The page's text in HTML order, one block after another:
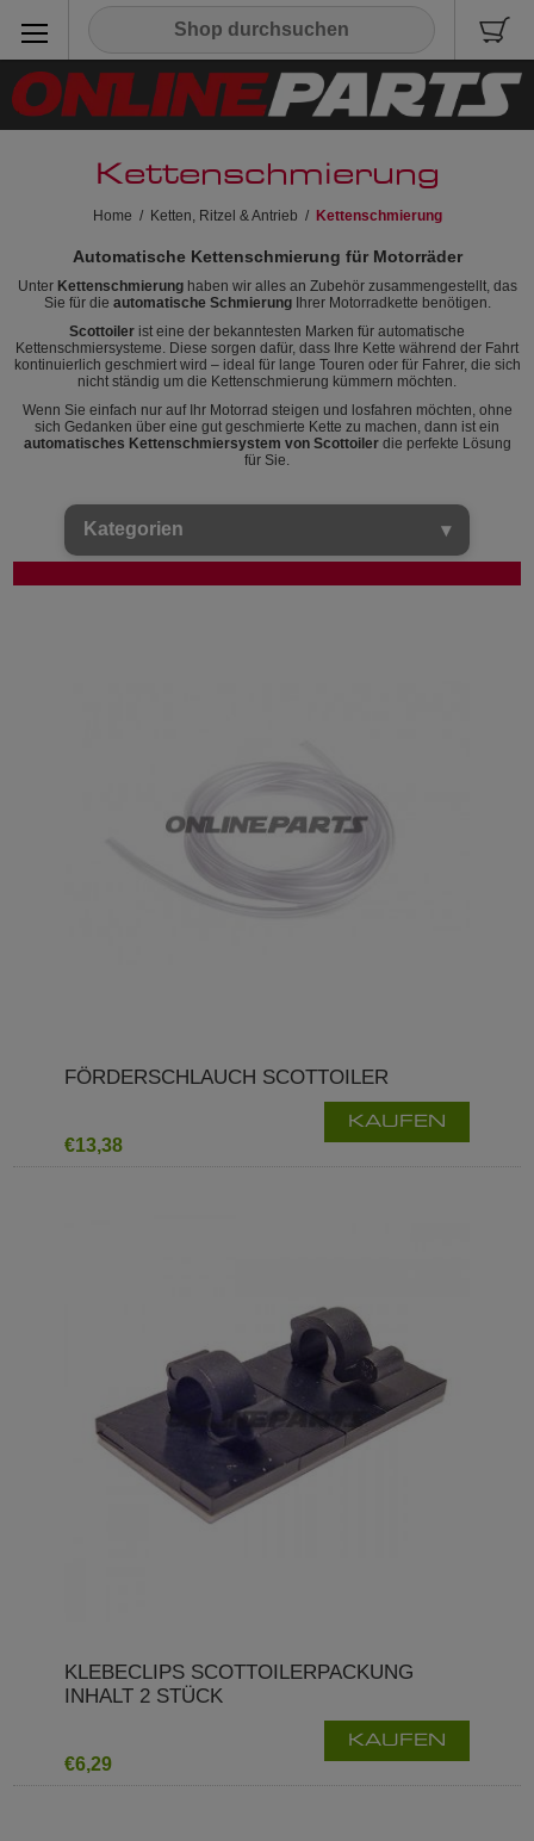
Kettenschmierung
Home / Ketten, Ritzel & Antrieb / Kettenschmierung
Automatische Kettenschmierung für Motorräder
Unter Kettenschmierunghaben wir alles an Zubehör zusammengestellt, das
Sie für die automatische SchmierungIhrer Motorradkette benötigen.
Scottoiler ist eine der bekanntesten Marken für automatische
Kettenschmiersysteme. Diese sorgen dafür, dass Ihre Kette während der Fahrt
kontinuierlich geschmiert wird – ideal für lange Touren oder für Fahrer, die sich
nicht ständig um die Kettenschmierung kümmern möchten.
Wenn Sie einfach nur auf Ihr Motorrad steigen und losfahren möchten, ohne
sich Gedanken über eine gut geschmierte Kette zu machen, dann ist ein
automatisches Kettenschmiersystem von Scottoilerdie perfekte Lösung
für Sie.
Kategorien
FÖRDERSCHLAUCH SCOTTOILER
€13,38
KAUFEN
KLEBECLIPS SCOTTOILERPACKUNG
INHALT 2 STÜCK
€6,29
KAUFEN